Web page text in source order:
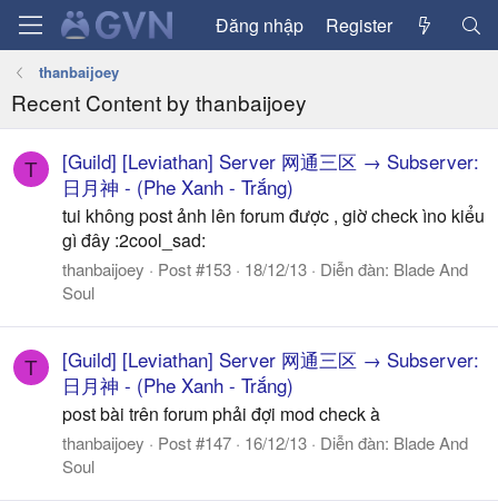
Đăng nhập Register
thanbaijoey
Recent Content by thanbaijoey
T
[Guild] [Leviathan] Server 网通三区 → Subserver:
日月神 - (Phe Xanh - Trắng)
tui không post ảnh lên forum được , giờ check ìno kiểu
gì đây :2cool_sad:
thanbaijoey Post #153 18/12/13 Diễn đàn: Blade And
Soul
T
[Guild] [Leviathan] Server 网通三区 → Subserver:
日月神 - (Phe Xanh - Trắng)
post bài trên forum phải đợi mod check à
thanbaijoey Post #147 16/12/13 Diễn đàn: Blade And
Soul